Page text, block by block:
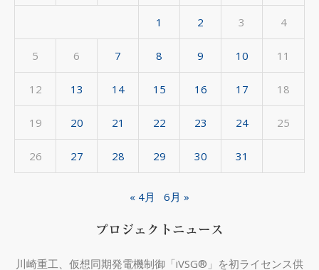
イ
1 2 3 4
5 6 7 8 9 10 11
12 13 14 15 16 17 18
19 20 21 22 23 24 25
26 27 28 29 30 31
« 4月 6月 »
プロジェクトニュース
川崎重工、仮想同期発電機制御「iVSG®」を初ライセンス供